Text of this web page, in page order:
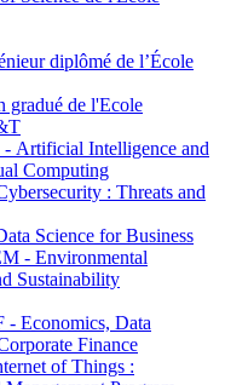
diplômé de l’École
gradué de l'Ecole
Artificial Intelligence and
Computing
: Threats and
Science for Business
- Environmental
Sustainability
Economics, Data
Finance
of Things :